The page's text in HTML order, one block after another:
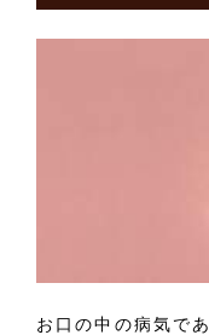
お口の中の病気で